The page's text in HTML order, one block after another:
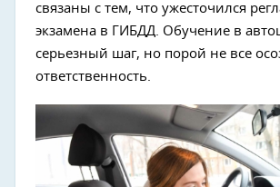
связаны с тем, что ужесточился
экзамена в ГИБДД. Обучение в
серьезный шаг, но порой не все
ответственность.